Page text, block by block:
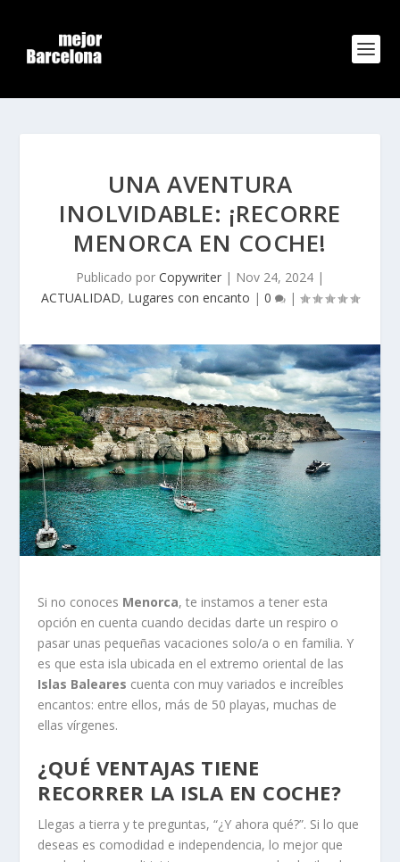
UNA AVENTURA
INOLVIDABLE: ¡RECORRE
MENORCA EN COCHE!
Publicado por Copywriter | Nov 24, 2024 |
ACTUALIDAD, Lugares con encanto | 0 |
Si no conoces Menorca, te instamos a tener esta
opción en cuenta cuando decidas darte un respiro o
pasar unas pequeñas vacaciones solo/a o en familia. Y
es que esta isla ubicada en el extremo oriental de las
Islas Baleares cuenta con muy variados e increíbles
encantos: entre ellos, más de 50 playas, muchas de
ellas vírgenes.
¿QUÉ VENTAJAS TIENE
RECORRER LA ISLA EN COCHE?
Llegas a tierra y te preguntas, “¿Y ahora qué?”. Si lo que
deseas es comodidad e independencia, lo mejor que